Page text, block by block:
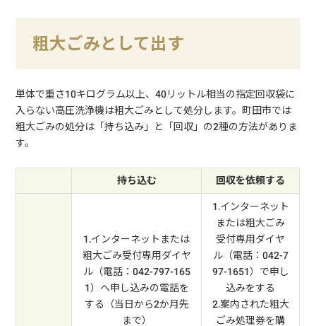
粗大ごみとして出す
単体で重さ10キログラム以上、40リットル相当の指定回収袋に
入らない高圧洗浄機は粗大ごみとして処分します。町田市では
粗大ごみの処分は「持ち込み」と「回収」の2種の方法がありま
す。
持ち込む 回収を依頼する
1.インターネットまたは
粗大ごみ受付専用ダイヤ
ル（電話：042-797-165
1）へ申し込みの電話を
する（当日から2か月先
まで）
1.インターネット
または粗大ごみ
受付専用ダイヤ
ル（電話：042-7
97-1651）で申し
込みをする
2.案内された粗大
ごみ処理券を購